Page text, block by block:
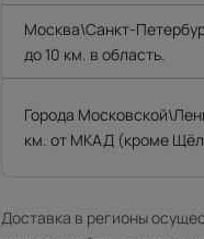
Москва\Санкт-
до 10 км. в область.
Города
км. от МКАД (кроме
Доставка в регионы